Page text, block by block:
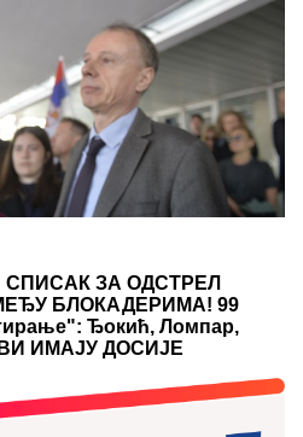
i samo je nestala: Posle
zanemeo je kada je saznao
uz PerSu Extra. A ti? Saznaj